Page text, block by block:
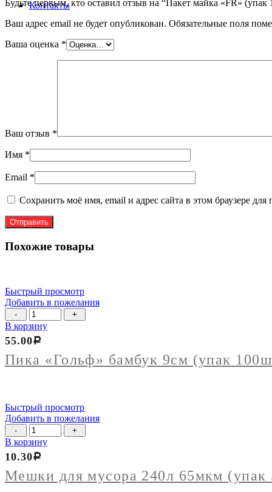
Контакты
Будьте первым, кто оставил отзыв на “Пакет майка «FR»
Ваш адрес email не будет опубликован. Обязательные поля
Ваша оценка *
Ваш отзыв *
Имя *
Email *
Сохранить моё имя, email и адрес сайта в этом браузере
Похожие товары
Быстрый просмотр
Добавить в пожелания
Количество
товара
Пика
"Гольф"
бамбук
9см
В корзину
Пика «Гольф» бамбук 9см (упак
55.00Р
Быстрый просмотр
Добавить в пожелания
Количество
товара
Мешки
для
мусора
240л
В корзину
Мешки для мусора 240л 65мкм (упак
10.30Р